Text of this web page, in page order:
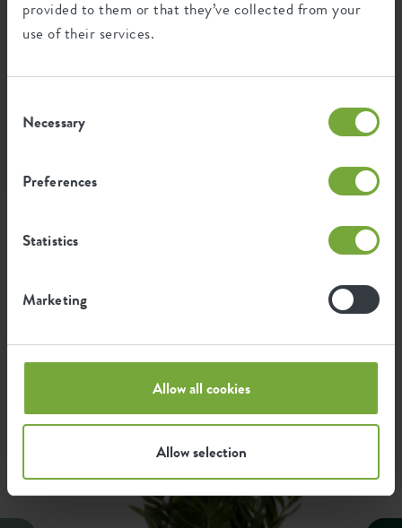
provided to them or that they’ve collected from your
use of their services.
Selection
Necessary
Preferences
Statistics
Marketing
Allow all cookies
Allow selection
Dit product stylen met
Kamerpalm